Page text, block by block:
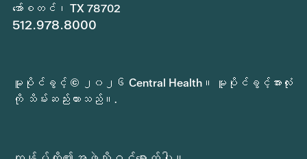
အော်စတင်၊ TX 78702
512.978.8000
မူပိုင်ခွင့် © ၂၀၂၆ Central Health။ မူပိုင်ခွင့်အားလုံး
ကို သိမ်းဆည်းထားသည်။.